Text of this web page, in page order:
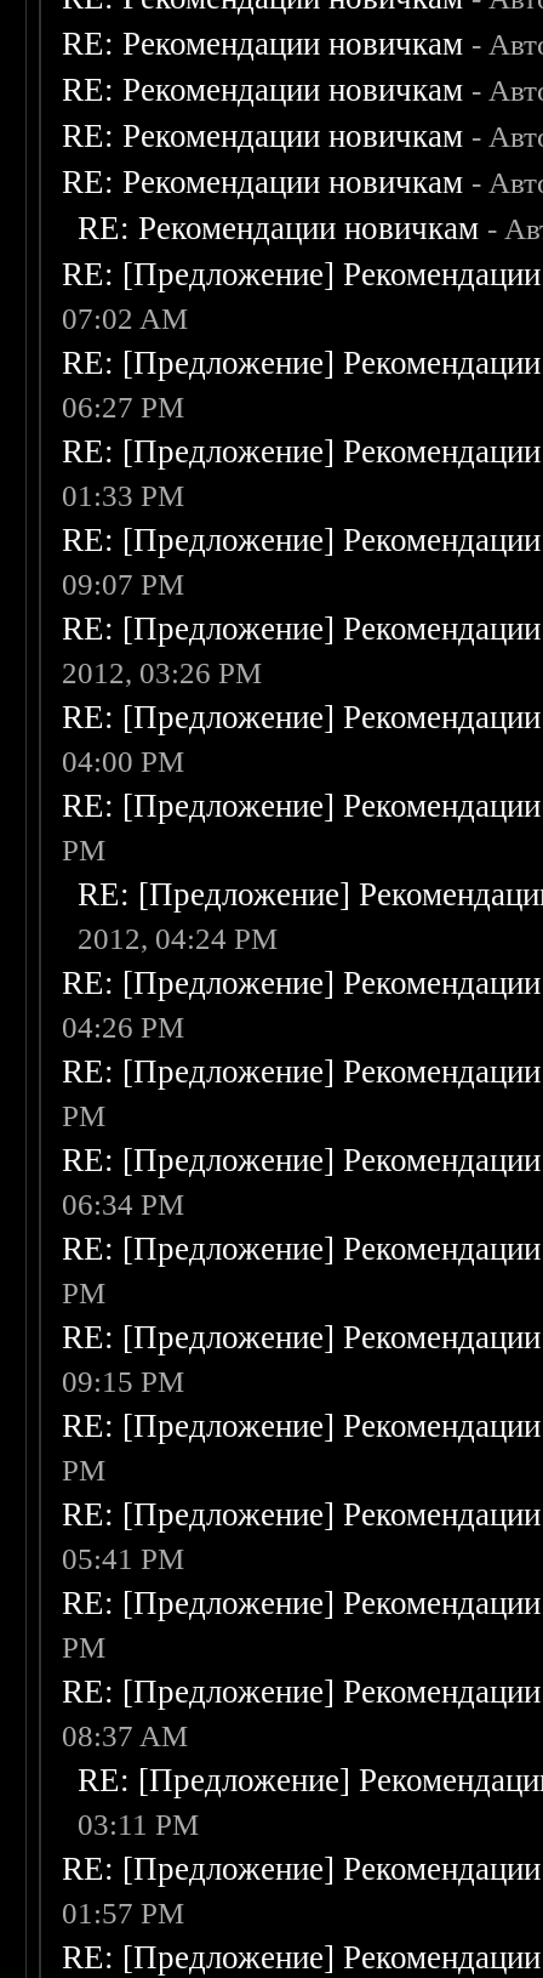
RE: Рекомендации новичкам -
RE: Рекомендации новичкам -
RE: Рекомендации новичкам -
RE: Рекомендации новичкам -
RE: Рекомендации новичкам -
RE: [Предложение]
07:02 AM
RE: [Предложение]
06:27 PM
RE: [Предложение]
01:33 PM
RE: [Предложение]
09:07 PM
RE: [Предложение]
2012, 03:26 PM
RE: [Предложение]
04:00 PM
RE: [Предложение]
PM
RE: [Предложение]
2012, 04:24 PM
RE: [Предложение]
04:26 PM
RE: [Предложение]
PM
RE: [Предложение]
06:34 PM
RE: [Предложение]
PM
RE: [Предложение]
09:15 PM
RE: [Предложение]
PM
RE: [Предложение]
05:41 PM
RE: [Предложение]
PM
RE: [Предложение]
08:37 AM
RE: [Предложение]
03:11 PM
RE: [Предложение]
01:57 PM
RE: [Предложение]